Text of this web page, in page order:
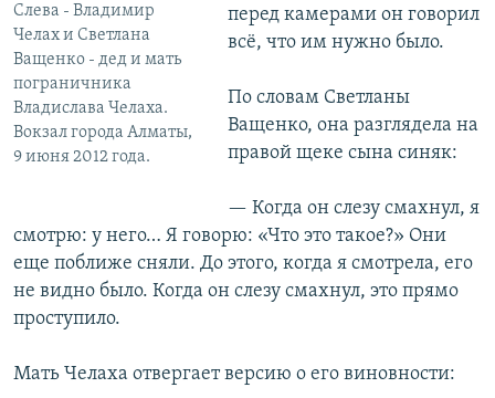
Слева - Владимир
Челах и Светлана
Ващенко - дед и мать
пограничника
Владислава Челаха.
Вокзал города Алматы,
9 июня 2012 года.
перед камерами он говорил
всё, что им нужно было.
По словам Светланы
Ващенко, она разглядела на
правой щеке сына синяк:
— Когда он слезу смахнул, я
смотрю: у него… Я говорю: «Что это такое?» Они
еще поближе сняли. До этого, когда я смотрела, его
не видно было. Когда он слезу смахнул, это прямо
проступило.
Мать Челаха отвергает версию о его виновности: